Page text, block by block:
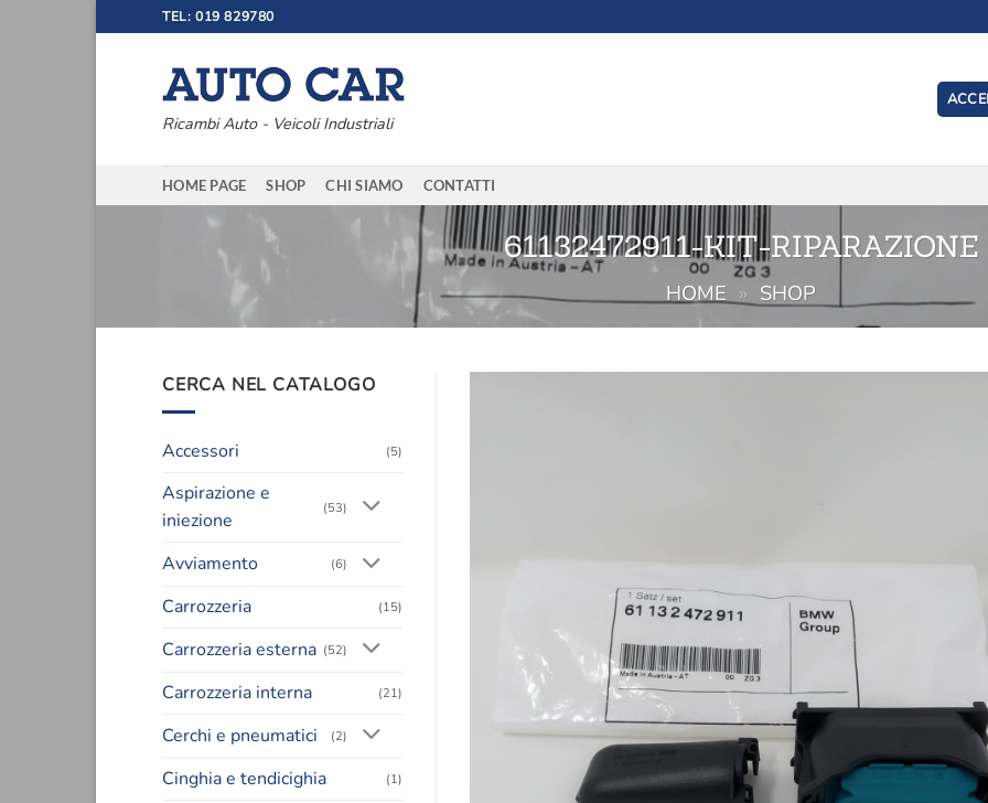
ai
TEL: 019 829780
Ricambi Auto - Veicoli Industriali
HOME PAGE SHOP CHI SIAMO CONTATTI
61132472911-KIT-RIPARAZIONE
HOME » SHOP
CERCA NEL CATALOGO
Accessori (5)
Aspirazione e
iniezione
(53)
Avviamento (6)
Carrozzeria (15)
Carrozzeria esterna (52)
Carrozzeria interna (21)
Cerchi e pneumatici (2)
Cinghia e tendicighia (1)